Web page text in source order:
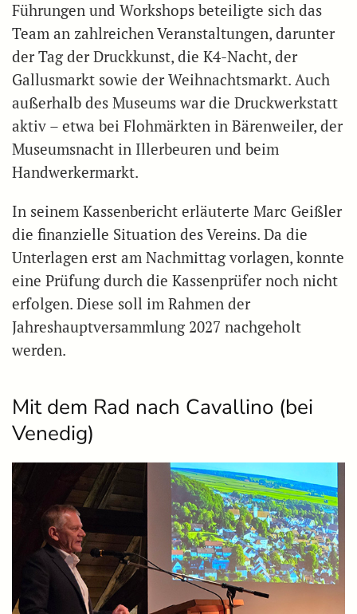
Führungen und Workshops beteiligte sich das
Team an zahlreichen Veranstaltungen, darunter
der Tag der Druckkunst, die K4-Nacht, der
Gallusmarkt sowie der Weihnachtsmarkt. Auch
außerhalb des Museums war die Druckwerkstatt
aktiv – etwa bei Flohmärkten in Bärenweiler, der
Museumsnacht in Illerbeuren und beim
Handwerkermarkt.
In seinem Kassenbericht erläuterte Marc Geißler
die finanzielle Situation des Vereins. Da die
Unterlagen erst am Nachmittag vorlagen, konnte
eine Prüfung durch die Kassenprüfer noch nicht
erfolgen. Diese soll im Rahmen der
Jahreshauptversammlung 2027 nachgeholt
werden.
Mit dem Rad nach Cavallino (bei
Venedig)